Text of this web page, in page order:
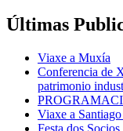
Últimas
Viaxe a Muxía
Conferencia de
patrimonio
Viaxe a
Festa dos